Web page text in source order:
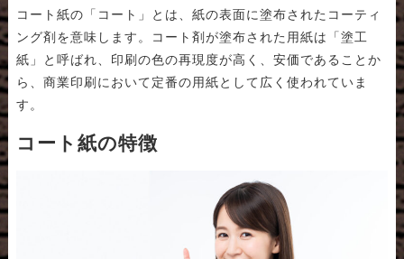
コート紙の「コート」とは、紙の表面に塗布されたコーティ
ング剤を意味します。コート剤が塗布された用紙は「塗工
紙」と呼ばれ、印刷の色の再現度が高く、安価であることか
ら、商業印刷において定番の用紙として広く使われていま
す。
コート紙の特徴